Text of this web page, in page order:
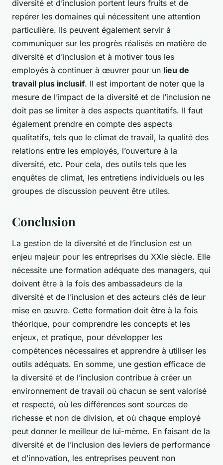
diversité et d’inclusion portent leurs fruits et de
repérer les domaines qui nécessitent une attention
particulière. Ils peuvent également servir à
communiquer sur les progrès réalisés en matière de
diversité et d’inclusion et à motiver tous les
employés à continuer à œuvrer pour un lieu de
travail plus inclusif. Il est important de noter que la
mesure de l’impact de la diversité et de l’inclusion ne
doit pas se limiter à des aspects quantitatifs. Il faut
également prendre en compte des aspects
qualitatifs, tels que le climat de travail, la qualité des
relations entre les employés, l’ouverture à la
diversité, etc. Pour cela, des outils tels que les
enquêtes de climat, les entretiens individuels ou les
groupes de discussion peuvent être utiles.
Conclusion
La gestion de la diversité et de l’inclusion est un
enjeu majeur pour les entreprises du XXIe siècle. Elle
nécessite une formation adéquate des managers, qui
doivent être à la fois des ambassadeurs de la
diversité et de l’inclusion et des acteurs clés de leur
mise en œuvre. Cette formation doit être à la fois
théorique, pour comprendre les concepts et les
enjeux, et pratique, pour développer les
compétences nécessaires et apprendre à utiliser les
outils adéquats. En somme, une gestion efficace de
la diversité et de l’inclusion contribue à créer un
environnement de travail où chacun se sent valorisé
et respecté, où les différences sont sources de
richesse et non de division, et où chaque employé
peut donner le meilleur de lui-même. En faisant de la
diversité et de l’inclusion des leviers de performance
et d’innovation, les entreprises peuvent non